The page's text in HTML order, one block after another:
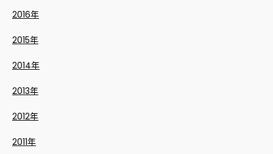
2016年
2015年
2014年
2013年
2012年
2011年